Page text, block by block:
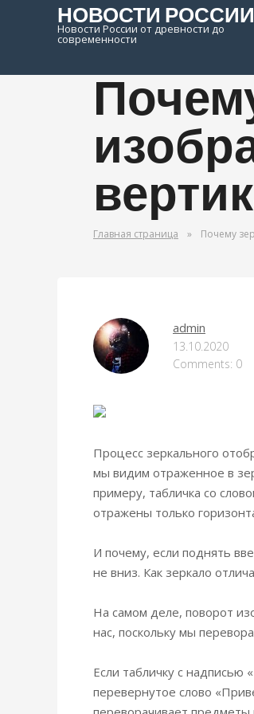
НОВОСТИ РОССИИ
Новости России от древности до
современности
Главная страница » Почему
ОРУЖИЕ МИРА
admin
13.10.2020
Comments: 0
Процесс зеркального
мы видим отраженное в
примеру, табличка со
отражены только
И почему, если поднять
не вниз. Как зеркало
На самом деле, поворот
нас, поскольку мы
Если табличку с надписью
перевернутое слово